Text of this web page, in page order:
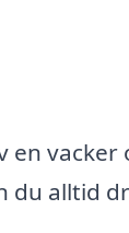
en vacker
du alltid